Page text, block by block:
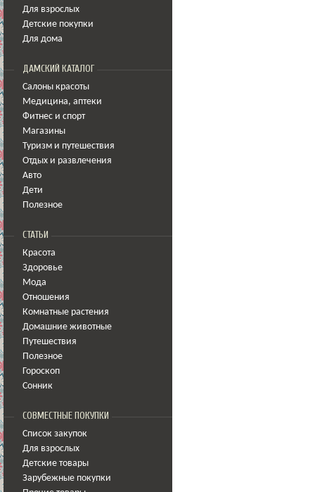
Для взрослых
Детские покупки
Для дома
ДАМСКИЙ КАТАЛОГ
Салоны красоты
Медицина, аптеки
Фитнес и спорт
Магазины
Туризм и путешествия
Отдых и развлечения
Авто
Дети
Полезное
СТАТЬИ
Красота
Здоровье
Мода
Отношения
Комнатные растения
Домашние животные
Путешествия
Полезное
Гороскоп
Сонник
СОВМЕСТНЫЕ ПОКУПКИ
Список закупок
Для взрослых
Детские товары
Зарубежные покупки